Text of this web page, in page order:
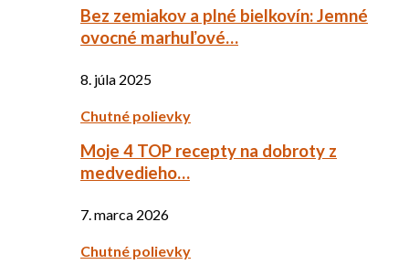
Bez zemiakov a plné bielkovín: Jemné
ovocné marhuľové…
8. júla 2025
Chutné polievky
Moje 4 TOP recepty na dobroty z
medvedieho…
7. marca 2026
Chutné polievky